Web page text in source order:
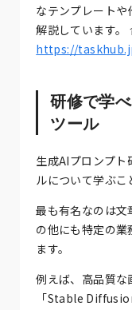
なテンプレートや
解説しています。
https://
研修で学
ツール
生成AIプロンプト
ルについて学ぶこ
最も有名なのは
の他にも特定の業
ます。
例えば、高品質
「Stable